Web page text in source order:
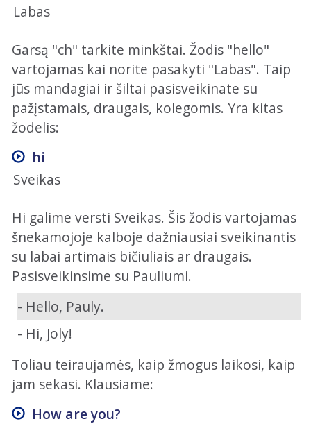
Labas
Garsą "ch" tarkite minkštai. Žodis "hello"
vartojamas kai norite pasakyti "Labas". Taip
jūs mandagiai ir šiltai pasisveikinate su
pažįstamais, draugais, kolegomis. Yra kitas
žodelis:
hi
Sveikas
Hi galime versti Sveikas. Šis žodis vartojamas
šnekamojoje kalboje dažniausiai sveikinantis
su labai artimais bičiuliais ar draugais.
Pasisveikinsime su Pauliumi.
- Hello, Pauly.
- Hi, Joly!
Toliau teiraujamės, kaip žmogus laikosi, kaip
jam sekasi. Klausiame:
How are you?